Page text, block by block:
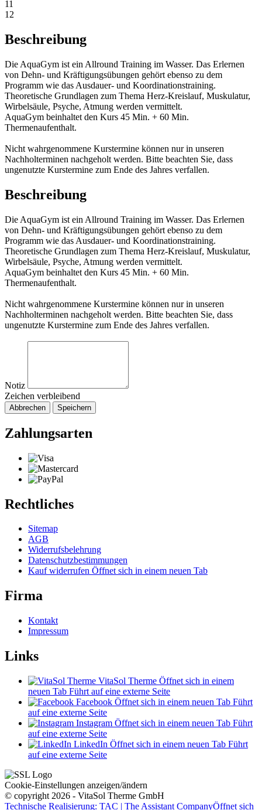
11
12
Beschreibung
Die AquaGym ist ein Allround Training im Wasser. Das Erlernen
von Dehn- und Kräftigungsübungen gehört ebenso zu dem
Programm wie das Ausdauer- und Koordinationstraining.
Theoretische Grundlagen zum Thema Herz-Kreislauf, Muskulatur,
Wirbelsäule, Psyche, Atmung werden vermittelt.
AquaGym beinhaltet den Kurs 45 Min. + 60 Min.
Thermenaufenthalt.
Nicht wahrgenommene Kurstermine können nur in unseren
Nachholterminen nachgeholt werden. Bitte beachten Sie, dass
ungenutzte Kurstermine zum Ende des Jahres verfallen.
Beschreibung
Die AquaGym ist ein Allround Training im Wasser. Das Erlernen
von Dehn- und Kräftigungsübungen gehört ebenso zu dem
Programm wie das Ausdauer- und Koordinationstraining.
Theoretische Grundlagen zum Thema Herz-Kreislauf, Muskulatur,
Wirbelsäule, Psyche, Atmung werden vermittelt.
AquaGym beinhaltet den Kurs 45 Min. + 60 Min.
Thermenaufenthalt.
Nicht wahrgenommene Kurstermine können nur in unseren
Nachholterminen nachgeholt werden. Bitte beachten Sie, dass
ungenutzte Kurstermine zum Ende des Jahres verfallen.
Notiz
Zeichen verbleibend
Abbrechen Speichern
Zahlungsarten
Rechtliches
Sitemap
AGB
Widerrufsbelehrung
Datenschutzbestimmungen
Kauf widerrufen Öffnet sich in einem neuen Tab
Firma
Kontakt
Impressum
Links
VitaSol Therme Öffnet sich in einem
neuen Tab Führt auf eine externe Seite
Facebook Öffnet sich in einem neuen Tab Führt
auf eine externe Seite
Instagram Öffnet sich in einem neuen Tab Führt
auf eine externe Seite
LinkedIn Öffnet sich in einem neuen Tab Führt
auf eine externe Seite
Cookie-Einstellungen anzeigen/ändern
© copyright 2026 - VitaSol Therme GmbH
Technische Realisierung: TAC | The Assistant CompanyÖffnet sich